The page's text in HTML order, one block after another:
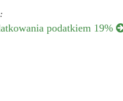
podatkiem 19%